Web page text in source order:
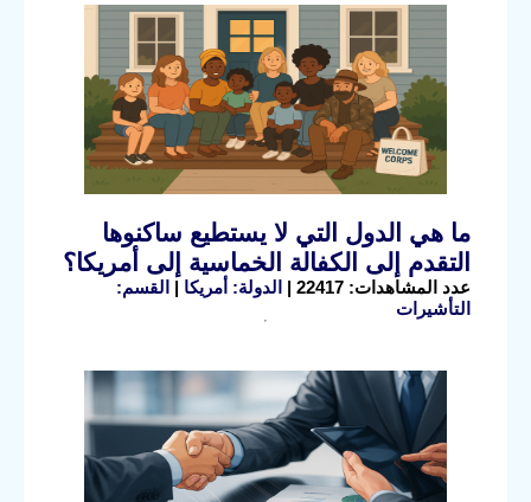
ما هي الدول التي لا يستطيع ساكنوها
التقدم إلى الكفالة الخماسية إلى أمريكا؟
عدد المشاهدات: 22417 | الدولة: أمريكا | القسم:
التأشيرات